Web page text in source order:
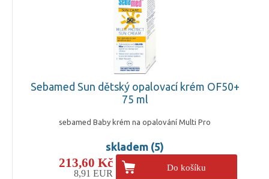
Sebamed Sun dětský opalovací krém OF50+
75 ml
sebamed Baby krém na opalování Multi Pro
skladem (5)
213,60 Kč
8,91 EUR
Do košíku